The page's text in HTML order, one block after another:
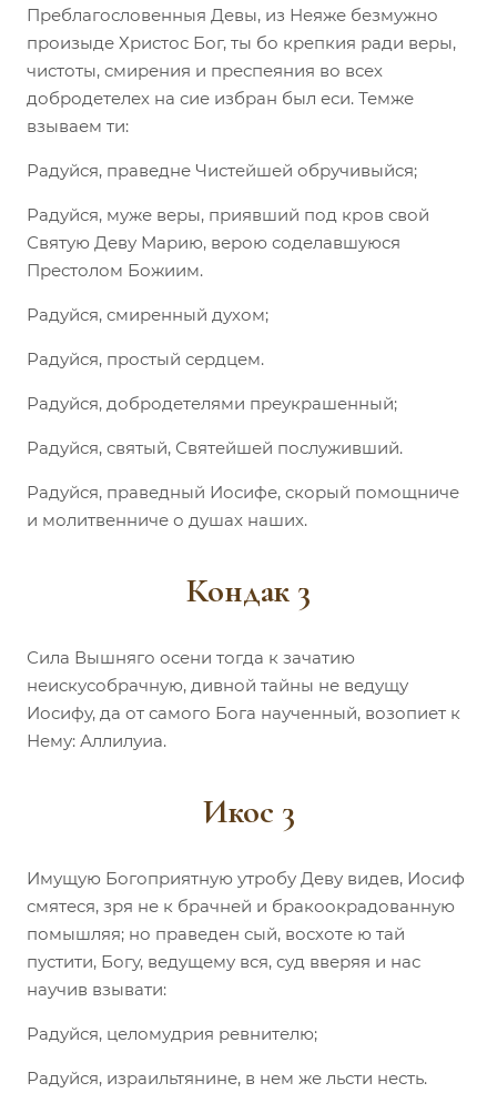
Преблагословенныя Девы, из Неяже безмужно
произыде Христос Бог, ты бо крепкия ради веры,
чистоты, смирения и преспеяния во всех
добродетелех на сие избран был еси. Темже
взываем ти:
Радуйся, праведне Чистейшей обручивыйся;
Радуйся, муже веры, приявший под кров свой
Святую Деву Марию, верою соделавшуюся
Престолом Божиим.
Радуйся, смиренный духом;
Радуйся, простый сердцем.
Радуйся, добродетелями преукрашенный;
Радуйся, святый, Святейшей послуживший.
Радуйся, праведный Иосифе, скорый помощниче
и молитвенниче о душах наших.
Кондак 3
Сила Вышняго осени тогда к зачатию
неискусобрачную, дивной тайны не ведущу
Иосифу, да от самого Бога наученный, возопиет к
Нему: Аллилуиа.
Икос 3
Имущую Богоприятную утробу Деву видев, Иосиф
смятеся, зря не к брачней и бракоокрадованную
помышляя; но праведен сый, восхоте ю тай
пустити, Богу, ведущему вся, суд вверяя и нас
научив взывати:
Радуйся, целомудрия ревнителю;
Радуйся, израильтянине, в нем же льсти несть.